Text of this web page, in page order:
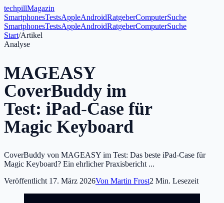
techpillMagazin
SmartphonesTestsAppleAndroidRatgeberComputerSuche
SmartphonesTestsAppleAndroidRatgeberComputerSuche
Start/Artikel
Analyse
MAGEASY
CoverBuddy im
Test: iPad-Case für
Magic Keyboard
CoverBuddy von MAGEASY im Test: Das beste iPad-Case für
Magic Keyboard? Ein ehrlicher Praxisbericht ...
Veröffentlicht 17. März 2026Von Martin Frost2 Min. Lesezeit